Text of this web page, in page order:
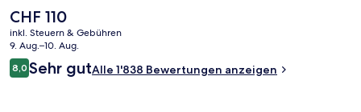
zentrale Lage für die Möglichkeiten zum Sightseeing und die Nähe
zu öffentlichen Verkehrsmitteln: Die U-Bahn-Station Leicester
Square ist nur wenige Schritte und die U-Bahn-Station Charing
Cross ist 4 Gehminuten entfernt.
Der
aktuelle
Preis
beträgt
CHF 110.
CHF 110
inkl. Steuern & Gebühren
9. Aug.–10. Aug.
Bewertungen
8,08,0 von 10.
Sehr gutAlle 1'838 Bewertungen anzeigen